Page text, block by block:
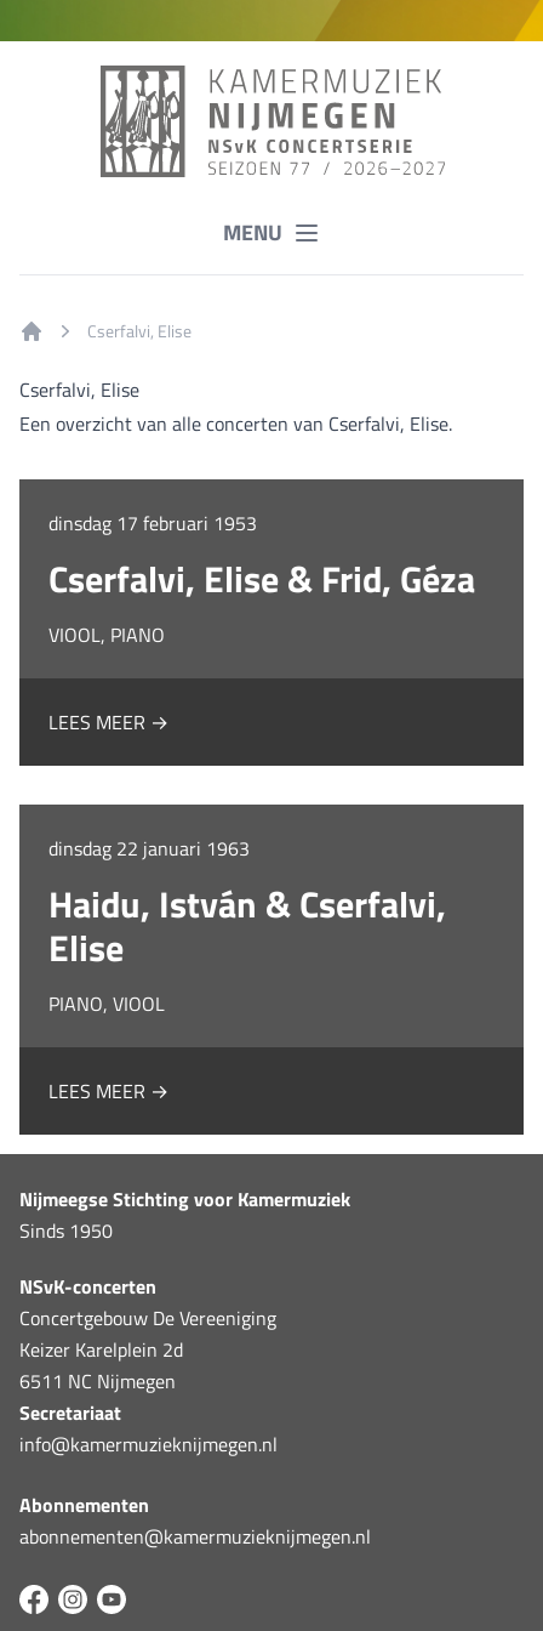
MENU
Cserfalvi, Elise
Cserfalvi, Elise
Een overzicht van alle concerten van Cserfalvi, Elise.
dinsdag 17 februari 1953
Cserfalvi, Elise & Frid, Géza
VIOOL, PIANO
LEES MEER →
dinsdag 22 januari 1963
Haidu, István & Cserfalvi,
Elise
PIANO, VIOOL
LEES MEER →
Nijmeegse Stichting voor Kamermuziek
Sinds 1950
NSvK-concerten
Concertgebouw De Vereeniging
Keizer Karelplein 2d
6511 NC Nijmegen
Secretariaat
info@kamermuzieknijmegen.nl
Abonnementen
abonnementen@kamermuzieknijmegen.nl